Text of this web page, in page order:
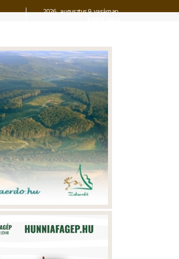
2026. augusztus 9. vasárnap,